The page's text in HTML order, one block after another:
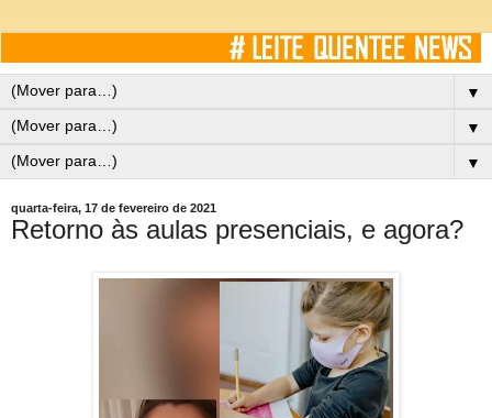
▼
▼
▼
quarta-feira, 17 de fevereiro de 2021
Retorno às aulas presenciais, e agora?